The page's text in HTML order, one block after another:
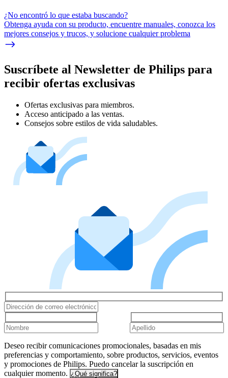
¿No encontró lo que estaba buscando?
Obtenga ayuda con su producto, encuentre manuales, conozca los
mejores consejos y trucos, y solucione cualquier problema
Suscríbete al Newsletter de Philips para
recibir ofertas exclusivas
Ofertas exclusivas para miembros.
Acceso anticipado a las ventas.
Consejos sobre estilos de vida saludables.
Deseo recibir comunicaciones promocionales, basadas en mis
preferencias y comportamiento, sobre productos, servicios, eventos
y promociones de Philips. Puedo cancelar la suscripción en
cualquier momento. ¿Qué significa?